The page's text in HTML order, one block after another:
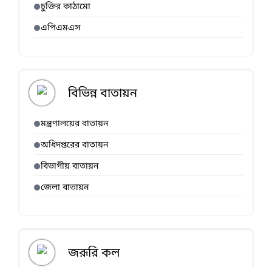
চুক্তির কাঠামো
এপিএমএস
বিভিন্ন বাতায়ন
মন্ত্রণালয়ের বাতায়ন
অধিদপ্তরের বাতায়ন
বিভাগীয় বাতায়ন
জেলা বাতায়ন
জরূরি কল